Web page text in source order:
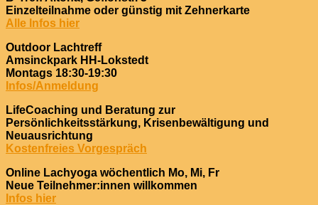
Einzelteilnahme oder günstig mit Zehnerkarte
Alle Infos hier
Outdoor Lachtreff
Amsinckpark HH-Lokstedt
Montags 18:30-19:30
Infos/Anmeldung
LifeCoaching und Beratung zur
Persönlichkeitsstärkung, Krisenbewältigung und
Neuausrichtung
Kostenfreies Vorgespräch
Online Lachyoga wöchentlich Mo, Mi, Fr
Neue Teilnehmer:innen willkommen
Infos hier